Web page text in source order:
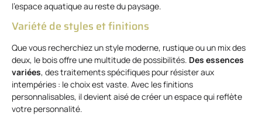
l’espace aquatique au reste du paysage.
Variété de styles et finitions
Que vous recherchiez un style moderne, rustique ou un mix des
deux, le bois offre une multitude de possibilités. Des essences
variées, des traitements spécifiques pour résister aux
intempéries : le choix est vaste. Avec les finitions
personnalisables, il devient aisé de créer un espace qui reflète
votre personnalité.